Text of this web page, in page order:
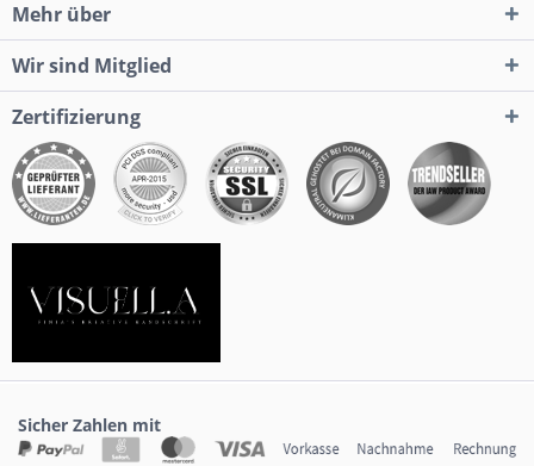
Mehr über
Wir sind Mitglied
Zertifizierung
Sicher Zahlen mit